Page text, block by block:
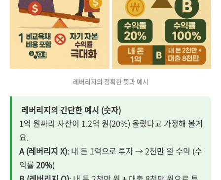
레버리지의 정확한 뜻과 예시
레버리지의 간단한 예시 (숫자)
1억 원짜리 자산이 1.2억 원(20%) 올랐다고 가정해 볼게
요.
A (레버리지 X): 내 돈 1억으로 투자 → 2천만 원 수익 (수
익률 20%)